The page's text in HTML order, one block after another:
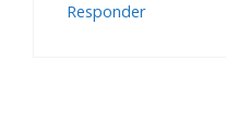
Responder